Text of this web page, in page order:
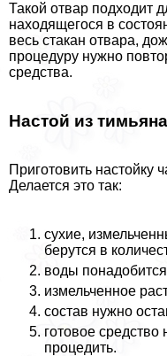
Такой отвар подходит
находящегося в
весь стакан отвара,
процедуру нужно
средства.
Настой из тимьяна
Приготовить настойку
Делается это так:
сухие,
берутся в
воды понадобится
измельченное
состав нужно
готовое
процедить.